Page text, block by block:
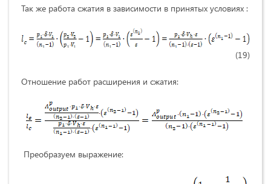
Так же работа сжатия в зависимости в принятых условиях :
(19)
Отношение работ расширения и сжатия:
Преобразуем выражение: